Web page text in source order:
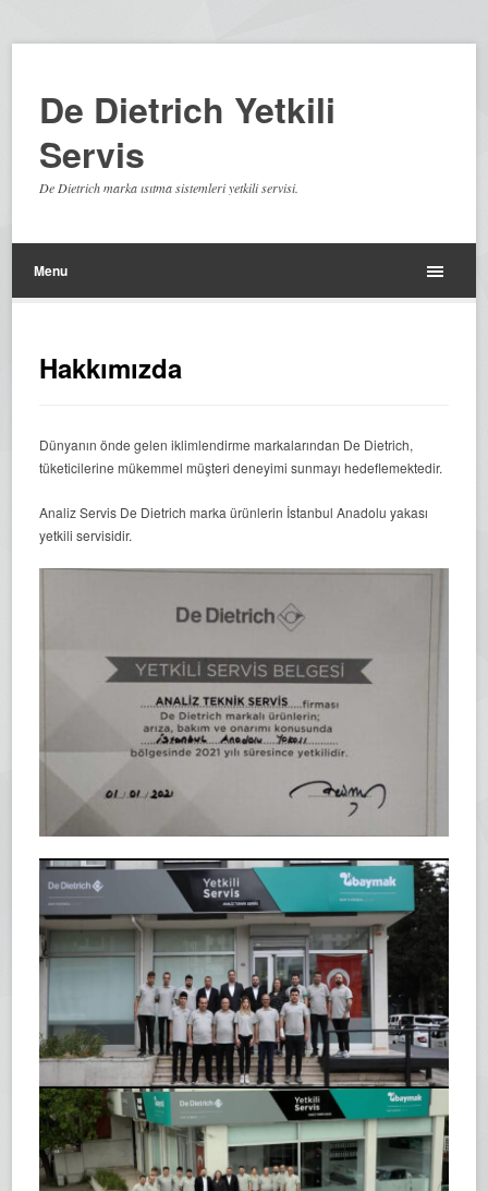
De Dietrich Yetkili
Servis
De Dietrich marka ısıtma sistemleri yetkili servisi.
Menu
Hakkımızda
Dünyanın önde gelen iklimlendirme markalarından De Dietrich,
tüketicilerine mükemmel müşteri deneyimi sunmayı hedeflemektedir.
Analiz Servis De Dietrich marka ürünlerin İstanbul Anadolu yakası
yetkili servisidir.